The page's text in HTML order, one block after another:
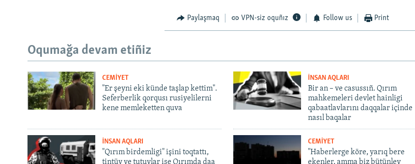
Paylaşmaq VPN-siz oquñız Follow us Print
Oqumağa devam etiñiz
CEMİYET
"Er şeyni eki künde taşlap kettim".
Seferberlik qorqusı rusiyelilerni
kene memleketten quva
İNSAN AQLARI
Bir an – ve casussıñ. Qırım
mahkemeleri devlet hainligi
qabaatlavlarını daqqalar içinde
nasıl baqalar
İNSAN AQLARI
"Qırım birdemligi" işini toqtattı,
tintüv ve tutuvlar ise Qırımda daa
CEMİYET
"Haberlerge köre, yarıq bere
ekenler, amma biz bütünley